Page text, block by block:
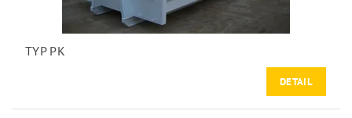
TYP PK
DETAIL